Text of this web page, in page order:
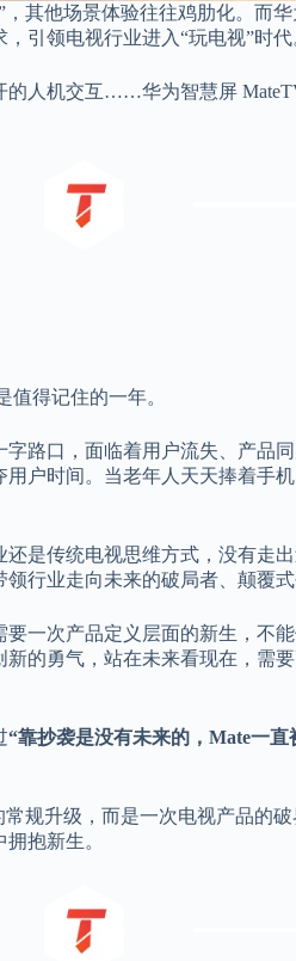
其他场景体验往往鸡肋化。而
引领电视行业进入“玩电视”时代
人机交互……华为智慧屏
值得记住的一年。
路口，面临着用户流失、产品
户时间。当老年人天天捧着手
是传统电视思维方式，没有走
行业走向未来的破局者、颠覆式
一次产品定义层面的新生，不
的勇气，站在未来看现在，需
“靠抄袭是没有未来的，Mate一
规升级，而是一次电视产品的
抱新生。